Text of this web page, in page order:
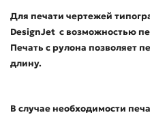
Для печати чертежей
DesignJet с возможностью
Печать с рулона позволяет
длину.
В случае необходимости